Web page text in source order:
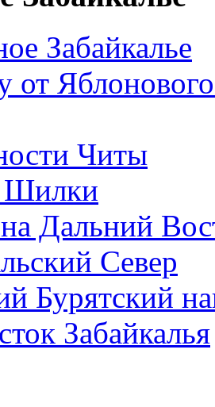
Забайкалье
от
Читы
Шилки
Дальний
Север
Бурятский
Забайкалья